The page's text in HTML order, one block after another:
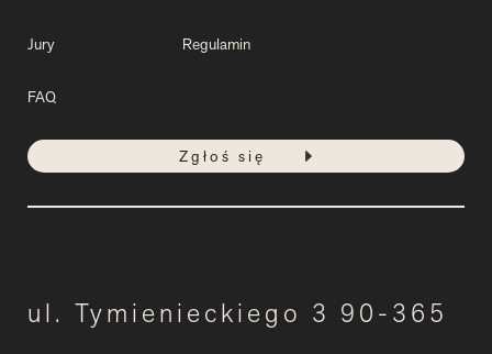
Jury Regulamin
FAQ
Zgłoś się
ul. Tymienieckiego 3 90-365